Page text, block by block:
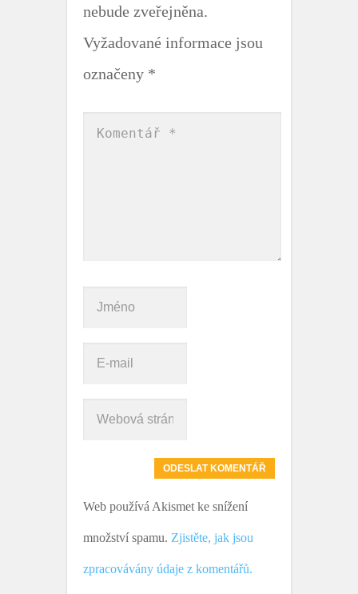
nebude zveřejněna.
Vyžadované informace jsou
označeny *
Web používá Akismet ke snížení
množství spamu. Zjistěte, jak jsou
zpracovávány údaje z komentářů.